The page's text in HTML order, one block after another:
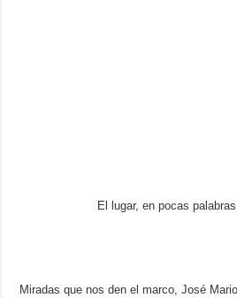
El lugar, en pocas
Miradas que nos den el marco, José